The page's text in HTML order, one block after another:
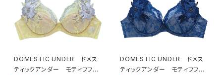
DOMESTIC UNDER ドメス
ティックアンダー モティフフル
DOMESTIC UNDER ドメス
ティックアンダー モティフフル